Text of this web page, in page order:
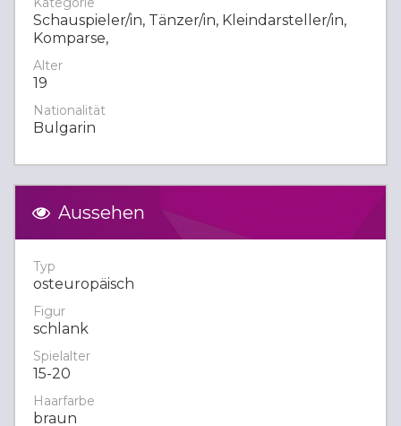
Schauspieler/in, Tänzer/in, Kleindarsteller/in,
Komparse,
Alter
19
Nationalität
Bulgarin
Aussehen
Typ
osteuropäisch
Figur
schlank
Spielalter
15-20
Haarfarbe
braun